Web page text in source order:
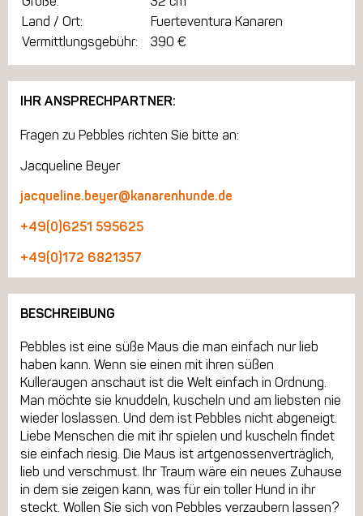
Land / Ort:
Fuerteventura Kanaren
Vermittlungsgebühr:
390 €
IHR ANSPRECHPARTNER:
Fragen zu Pebbles richten Sie bitte an:
Jacqueline Beyer
jacqueline.beyer@kanarenhunde.de
+49(0)6251 595625
+49(0)172 6821357
BESCHREIBUNG
Pebbles ist eine süße Maus die man einfach nur lieb
haben kann. Wenn sie einen mit ihren süßen
Kulleraugen anschaut ist die Welt einfach in Ordnung.
Man möchte sie knuddeln, kuscheln und am liebsten nie
wieder loslassen. Und dem ist Pebbles nicht abgeneigt.
Liebe Menschen die mit ihr spielen und kuscheln findet
sie einfach riesig. Die Maus ist artgenossenverträglich,
lieb und verschmust. Ihr Traum wäre ein neues Zuhause
in dem sie zeigen kann, was für ein toller Hund in ihr
steckt. Wollen Sie sich von Pebbles verzaubern lassen?